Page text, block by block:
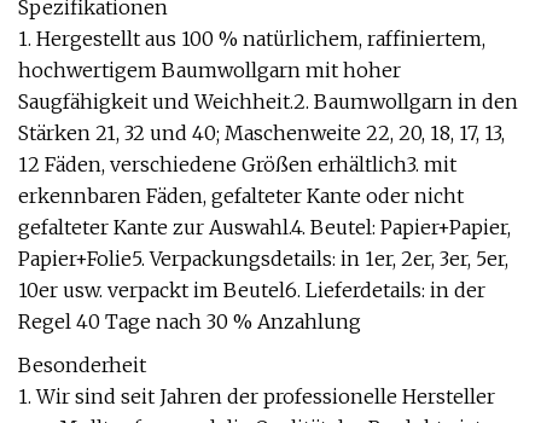
Spezifikationen
1. Hergestellt aus 100 % natürlichem, raffiniertem,
hochwertigem Baumwollgarn mit hoher
Saugfähigkeit und Weichheit.2. Baumwollgarn in den
Stärken 21, 32 und 40; Maschenweite 22, 20, 18, 17, 13,
12 Fäden, verschiedene Größen erhältlich3. mit
erkennbaren Fäden, gefalteter Kante oder nicht
gefalteter Kante zur Auswahl.4. Beutel: Papier+Papier,
Papier+Folie5. Verpackungsdetails: in 1er, 2er, 3er, 5er,
10er usw. verpackt im Beutel6. Lieferdetails: in der
Regel 40 Tage nach 30 % Anzahlung
Besonderheit
1. Wir sind seit Jahren der professionelle Hersteller